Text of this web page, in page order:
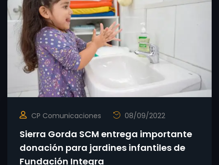
CP Comunicaciones 08/09/2022
Sierra Gorda SCM entrega importante
donación para jardines infantiles de
Fundación Integra